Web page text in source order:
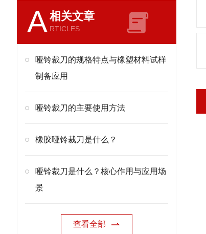
A相关文章
RTICLES
哑铃裁刀的规格特点与橡塑材料试样
制备应用
哑铃裁刀的主要使用方法
橡胶哑铃裁刀是什么？
哑铃裁刀是什么？核心作用与应用场
景
查看全部